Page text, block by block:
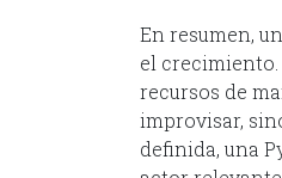
En resumen,
el
recursos de
improvisar,
definida, una